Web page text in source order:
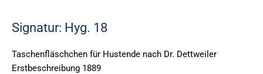
Signatur: Hyg. 18​
Taschenfläschchen für Hustende nach Dr. Dettweiler
Erstbeschreibung 1889